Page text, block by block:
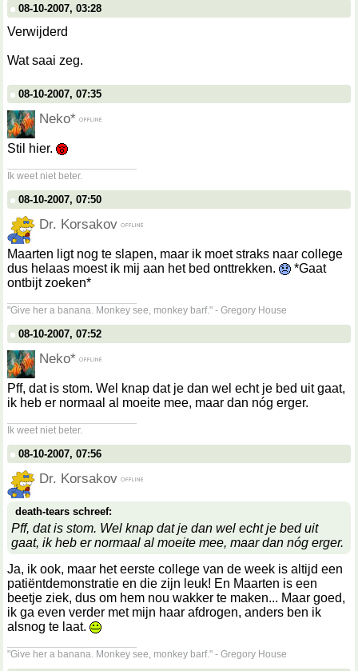
08-10-2007, 03:28
Verwijderd
Wat saai zeg.
08-10-2007, 07:35
Neko*
Stil hier.
Ik weet niet beter.
08-10-2007, 07:50
Dr. Korsakov
Maarten ligt nog te slapen, maar ik moet straks naar college
dus helaas moest ik mij aan het bed onttrekken.
*Gaat
ontbijt zoeken*
"Give her a banana. Monkey see, monkey barf." - Gregory House
08-10-2007, 07:52
Neko*
Pff, dat is stom. Wel knap dat je dan wel echt je bed uit gaat,
ik heb er normaal al moeite mee, maar dan nóg erger.
Ik weet niet beter.
08-10-2007, 07:56
Dr. Korsakov
death-tears schreef:
Pff, dat is stom. Wel knap dat je dan wel echt je bed uit
gaat, ik heb er normaal al moeite mee, maar dan nóg erger.
Ja, ik ook, maar het eerste college van de week is altijd een
patiëntdemonstratie en die zijn leuk! En Maarten is een
beetje ziek, dus om hem nou wakker te maken... Maar goed,
ik ga even verder met mijn haar afdrogen, anders ben ik
alsnog te laat.
"Give her a banana. Monkey see, monkey barf." - Gregory House